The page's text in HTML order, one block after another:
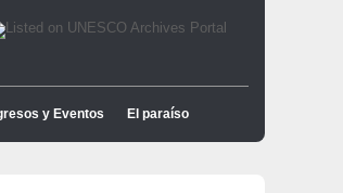
y Eventos El paraíso